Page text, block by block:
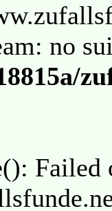
no
Failed